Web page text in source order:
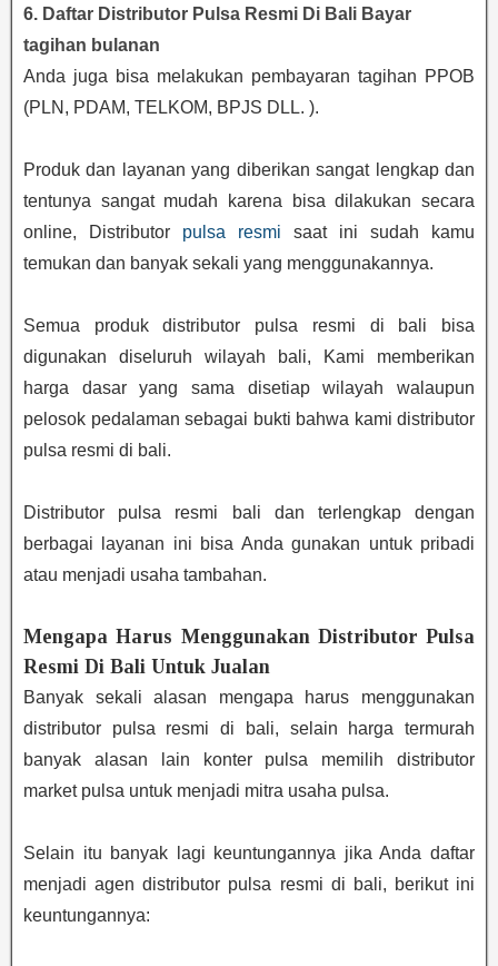
6. Daftar Distributor Pulsa Resmi Di Bali Bayar
tagihan bulanan
Anda juga bisa melakukan pembayaran tagihan PPOB
(PLN, PDAM, TELKOM, BPJS DLL. ).
Produk dan layanan yang diberikan sangat lengkap dan
tentunya sangat mudah karena bisa dilakukan secara
online, Distributor pulsa resmi saat ini sudah kamu
temukan dan banyak sekali yang menggunakannya.
Semua produk distributor pulsa resmi di bali bisa
digunakan diseluruh wilayah bali, Kami memberikan
harga dasar yang sama disetiap wilayah walaupun
pelosok pedalaman sebagai bukti bahwa kami distributor
pulsa resmi di bali.
Distributor pulsa resmi bali dan terlengkap dengan
berbagai layanan ini bisa Anda gunakan untuk pribadi
atau menjadi usaha tambahan.
Mengapa Harus Menggunakan Distributor Pulsa
Resmi Di Bali Untuk Jualan
Banyak sekali alasan mengapa harus menggunakan
distributor pulsa resmi di bali, selain harga termurah
banyak alasan lain konter pulsa memilih distributor
market pulsa untuk menjadi mitra usaha pulsa.
Selain itu banyak lagi keuntungannya jika Anda daftar
menjadi agen distributor pulsa resmi di bali, berikut ini
keuntungannya: